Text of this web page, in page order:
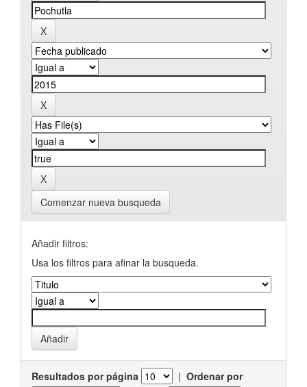
Comenzar nueva busqueda
Añadir filtros:
Usa los filtros para afinar la busqueda.
Resultados por página | Ordenar por